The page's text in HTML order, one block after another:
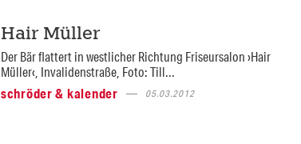
Hair Müller
Der Bär flattert in westlicher Richtung Friseursalon ›Hair
Müller‹, Invalidenstraße, Foto: Till...
schröder & kalender
05.03.2012